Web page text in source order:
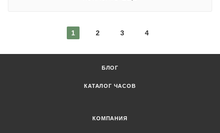
1 2 3 4
БЛОГ
КАТАЛОГ ЧАСОВ
КОМПАНИЯ